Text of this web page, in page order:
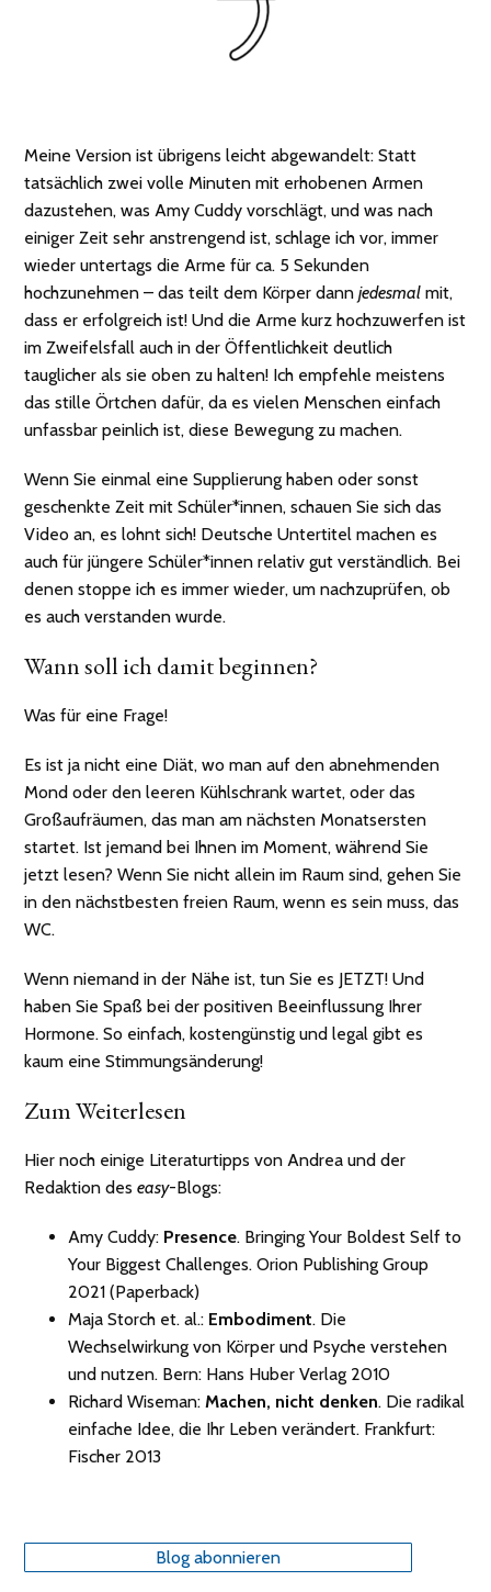
Meine Version ist übrigens leicht abgewandelt: Statt
tatsächlich zwei volle Minuten mit erhobenen Armen
dazustehen, was Amy Cuddy vorschlägt, und was nach
einiger Zeit sehr anstrengend ist, schlage ich vor, immer
wieder untertags die Arme für ca. 5 Sekunden
hochzunehmen – das teilt dem Körper dannjedesmal mit,
dass er erfolgreich ist! Und die Arme kurz hochzuwerfen ist
im Zweifelsfall auch in der Öffentlichkeit deutlich
tauglicher als sie oben zu halten! Ich empfehle meistens
das stille Örtchen dafür, da es vielen Menschen einfach
unfassbar peinlich ist, diese Bewegung zu machen.
Wenn Sie einmal eine Supplierung haben oder sonst
geschenkte Zeit mit Schüler*innen, schauen Sie sich das
Video an, es lohnt sich! Deutsche Untertitel machen es
auch für jüngere Schüler*innen relativ gut verständlich. Bei
denen stoppe ich es immer wieder, um nachzuprüfen, ob
es auch verstanden wurde.
Wann soll ich damit beginnen?
Was für eine Frage!
Es ist ja nicht eine Diät, wo man auf den abnehmenden
Mond oder den leeren Kühlschrank wartet, oder das
Großaufräumen, das man am nächsten Monatsersten
startet. Ist jemand bei Ihnen im Moment, während Sie
jetzt lesen? Wenn Sie nicht allein im Raum sind, gehen Sie
in den nächstbesten freien Raum, wenn es sein muss, das
WC.
Wenn niemand in der Nähe ist, tun Sie es JETZT! Und
haben Sie Spaß bei der positiven Beeinflussung Ihrer
Hormone. So einfach, kostengünstig und legal gibt es
kaum eine Stimmungsänderung!
Zum Weiterlesen
Hier noch einige Literaturtipps von Andrea und der
Redaktion deseasy-Blogs:
Amy Cuddy: Presence. Bringing Your Boldest Self to
Your Biggest Challenges. Orion Publishing Group
2021 (Paperback)
Maja Storch et. al.: Embodiment. Die
Wechselwirkung von Körper und Psyche verstehen
und nutzen. Bern: Hans Huber Verlag 2010
Richard Wiseman:Machen, nicht denken. Die radikal
einfache Idee, die Ihr Leben verändert. Frankfurt:
Fischer 2013
Blog abonnieren